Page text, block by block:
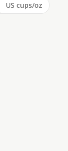
US cups/oz